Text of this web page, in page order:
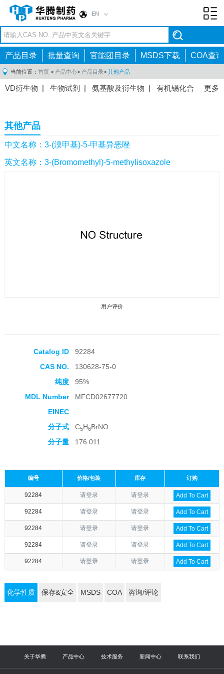
EN
产品目录 批量查询 官能团目录 MSDS下载 COA查询
当前位置： 首页 > 产品中心> 产品目录> 其他产品
更多
VD衍生物 | 生物试剂 | 氨基酸及衍生物 | 有机锡化合
间体|抗高血压药物中间体
感染药物中间体
体 |抗精神病药物中间体 |抗炎药物中间体
药中间体|其他原料药中间体|
其他产品
中文名称：3-(溴甲基)-5-甲基异恶唑
英文名称：3-(Bromomethyl)-5-methylisoxazole
用户评价
Catalog ID
92284
CAS NO.
130628-75-0
纯度
95%
MDL Number
MFCD02677720
EINEC
分子式
C5H6BrNO
分子量
176.011
编号 价格/包装 库存 订购
92284 请登录 请登录 Add To Cart
92284 请登录 请登录 Add To Cart
92284 请登录 请登录 Add To Cart
92284 请登录 请登录 Add To Cart
92284 请登录 请登录 Add To Cart
化学性质 保存&安全 MSDS COA 咨询/评论
关于华腾 产品中心 技术服务 新闻中心 联系我们